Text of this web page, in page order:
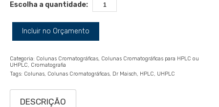
Escolha a quantidade:
Incluir no Orçamento
Categoria: Colunas Cromatográficas Colunas Cromatográficas para HPLC ou
UHPLC
Cromatografia
Tags: Colunas Colunas Cromatográficas Dr Maisch HPLC UHPLC
DESCRIÇÃO